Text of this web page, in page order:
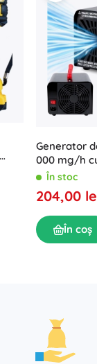
Generator
000 mg/h
W În stoc
204,00
În coș